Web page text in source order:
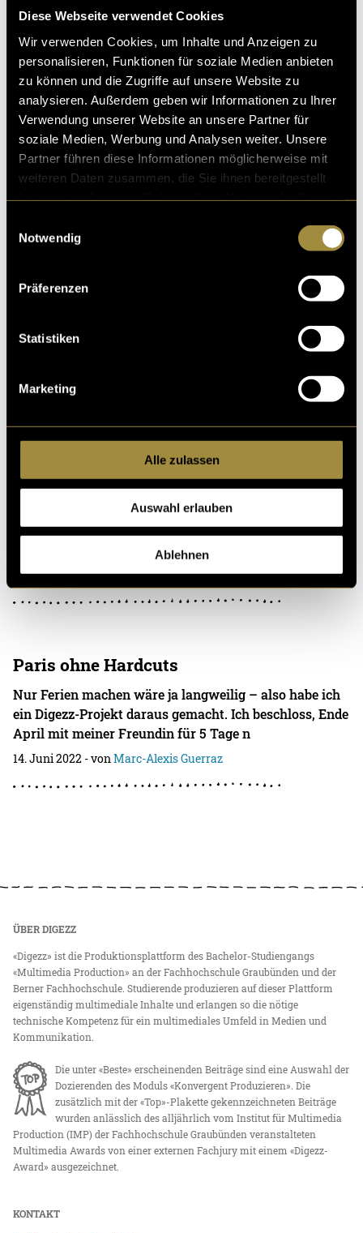
Diese Webseite verwendet Cookies
Wir verwenden Cookies, um Inhalte und Anzeigen zu
personalisieren, Funktionen für soziale Medien anbieten
zu können und die Zugriffe auf unsere Website zu
analysieren. Außerdem geben wir Informationen zu Ihrer
Verwendung unserer Website an unsere Partner für
soziale Medien, Werbung und Analysen weiter. Unsere
Partner führen diese Informationen möglicherweise mit
weiteren Daten zusammen, die Sie ihnen bereitgestellt
Notwendig
Präferenzen
Statistiken
Marketing
Alle zulassen
Auswahl erlauben
Ablehnen
Wie löst man ein Bibliotheksabo? ￼
Die Funktionen der Biblothek, wie man ein Abo abschli
esst, wie man Bücher ausleiht und retourniert – alles i
n leichter Sprache filmisch erklären?
04. Dezember 2022- vonMarc-Alexis Guerraz
Kaffee kann nicht nur unglaublich gut schmecken, son
arbeit mit der Rösterei Keller in Zizers ents
Marmelade Spec Ads
zu können, wäre ein Traum. Aber unmachbar ist es nic
ht! Wir setzten uns zum Ziel, kreative 
Marc-Alexis Guerraz
Girschweiler
Paris ohne Hardcuts
Nur Ferien machen wäre ja langweilig – also habe ich
ein Digezz-Projekt daraus gemacht. Ich beschloss, Ende
April mit meiner Freundin für 5 Tage n
14. Juni 2022 - vonMarc-Alexis Guerraz
ÜBER DIGEZZ
«Digezz» ist die Produktionsplattform des Bachelor-Studiengangs
«Multimedia Production» an der Fachhochschule Graubünden und der
Berner Fachhochschule. Studierende produzieren auf dieser Plattform
eigenständig multimediale Inhalte und erlangen so die nötige
technische Kompetenz für ein multimediales Umfeld in Medien und
Kommunikation.
Die unter «Beste» erscheinenden Beiträge sind eine Auswahl der
Dozierenden des Moduls «Konvergent Produzieren». Die
zusätzlich mit der «Top»-Plakette gekennzeichneten Beiträge
wurden anlässlich des alljährlich vom Institut für Multimedia
Production (IMP) der Fachhochschule Graubünden veranstalteten
Multimedia Awards von einer externen Fachjury mit einem «Digezz-
Award» ausgezeichnet.
KONTAKT